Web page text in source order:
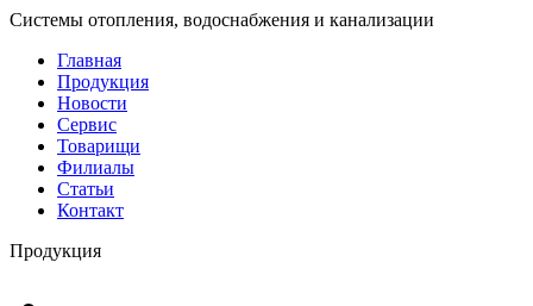
Системы отопления, водоснабжения и канализации
Главная
Продукция
Новости
Сервис
Товарищи
Филиалы
Статьи
Контакт
Продукция